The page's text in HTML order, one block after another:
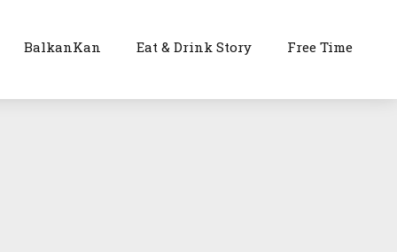
BalkanKan Eat & Drink Story Free Time